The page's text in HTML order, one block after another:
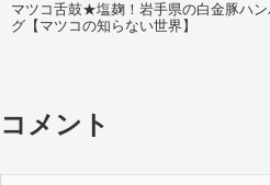
マツコ舌鼓★塩麹！岩手県の白金豚ハン
グ【マツコの知らない世界】
コメント